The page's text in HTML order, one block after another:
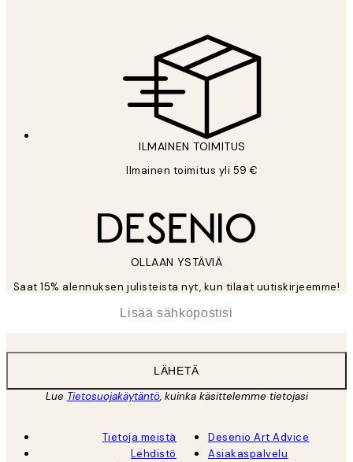
ILMAINEN TOIMITUS
Ilmainen toimitus yli 59 €
OLLAAN YSTÄVIÄ
Saat 15% alennuksen julisteista nyt, kun tilaat uutiskirjeemme!
LÄHETÄ
Lue Tietosuojakäytäntö, kuinka käsittelemme tietojasi
Tietoja meistä
Lehdistö
Desenio Art Advice
Asiakaspalvelu